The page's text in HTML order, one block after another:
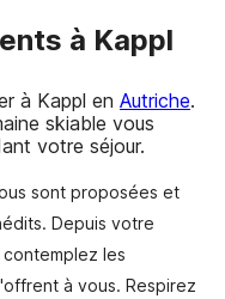
à Kappl
à Kappl en Autriche.
skiable vous
votre séjour.
sont proposées et
Depuis votre
les
à vous. Respirez